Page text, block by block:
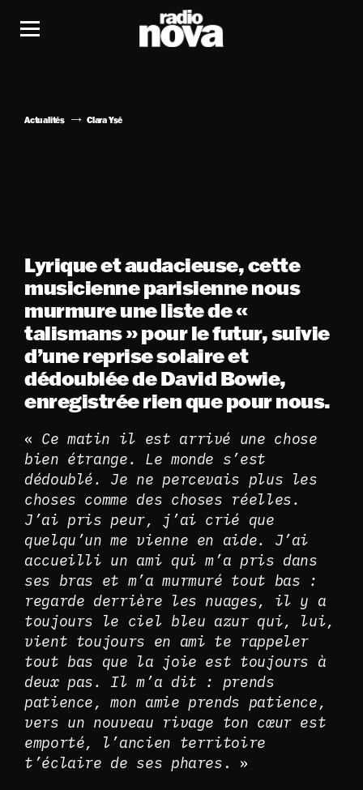
Actualités Clara Ysé
Lyrique et audacieuse, cette
musicienne parisienne nous
murmure une liste de «
talismans » pour le futur, suivie
d’une reprise solaire et
dédoublée de David Bowie,
enregistrée rien que pour nous.
« Ce matin il est arrivé une chose
bien étrange. Le monde s’est
dédoublé. Je ne percevais plus les
choses comme des choses réelles.
J’ai pris peur, j’ai crié que
quelqu’un me vienne en aide. J’ai
accueilli un ami qui m’a pris dans
ses bras et m’a murmuré tout bas :
regarde derrière les nuages, il y a
toujours le ciel bleu azur qui, lui,
vient toujours en ami te rappeler
tout bas que la joie est toujours à
deux pas. Il m’a dit : prends
patience, mon amie prends patience,
vers un nouveau rivage ton cœur est
emporté, l’ancien territoire
t’éclaire de ses phares . »